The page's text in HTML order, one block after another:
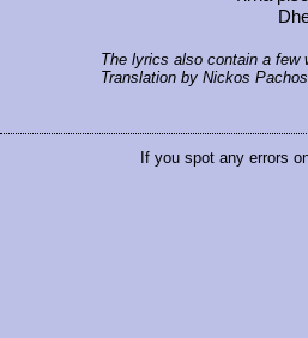
The lyrics also contain a few
Translation by Nickos
If you spot any errors